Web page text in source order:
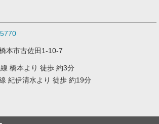
本市古佐田1-10-7
橋本より 徒歩 約3分
紀伊清水より 徒歩 約19分